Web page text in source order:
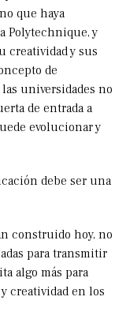
que haya
Polytechnique, y
creatividad y sus
de
universidades no
de entrada a
evolucionar y
debe ser una
construido hoy, no
para transmitir
algo más para
creatividad en los